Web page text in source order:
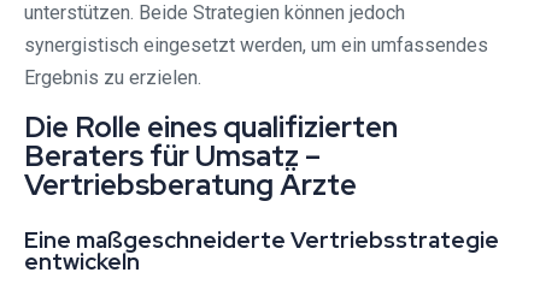
unterstützen. Beide Strategien können jedoch
synergistisch eingesetzt werden, um ein umfassendes
Ergebnis zu erzielen.
Die Rolle eines qualifizierten
Beraters für Umsatz –
Vertriebsberatung Ärzte
Eine maßgeschneiderte Vertriebsstrategie
entwickeln